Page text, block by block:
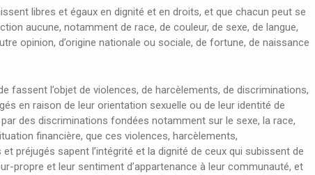
libres et égaux en dignité et en droits, et que chacun peut se
aucune, notamment de race, de couleur, de sexe, de langue,
opinion, d’origine nationale ou sociale, de fortune, de naissance
fassent l’objet de violences, de harcèlements, de discriminations,
en raison de leur orientation sexuelle ou de leur identité de
des discriminations fondées notamment sur le sexe, la race,
financière, que ces violences, harcèlements,
préjugés sapent l’intégrité et la dignité de ceux qui subissent de
propre et leur sentiment d’appartenance à leur communauté, et